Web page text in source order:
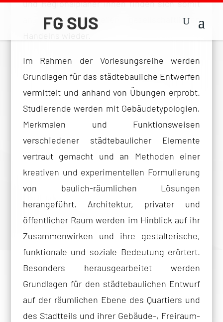
und Regionalplaner*innen finden sich somit
an den Schnittstellen gesellschaftlichen
Im Rahmen der Vorlesungsreihe werden
Grundlagen für das städtebauliche Entwerfen
vermittelt und anhand von Übungen erprobt.
Studierende werden mit Gebäudetypologien,
Merkmalen und Funktionsweisen
verschiedener städtebaulicher Elemente
vertraut gemacht und an Methoden einer
kreativen und experimentellen Formulierung
von baulich-räumlichen Lösungen
herangeführt. Architektur, privater und
öffentlicher Raum werden im Hinblick auf ihr
Zusammenwirken und ihre gestalterische,
funktionale und soziale Bedeutung erörtert.
Besonders herausgearbeitet werden
Grundlagen für den städtebaulichen Entwurf
auf der räumlichen Ebene des Quartiers und
des Stadtteils und ihrer Gebäude-, Freiraum-